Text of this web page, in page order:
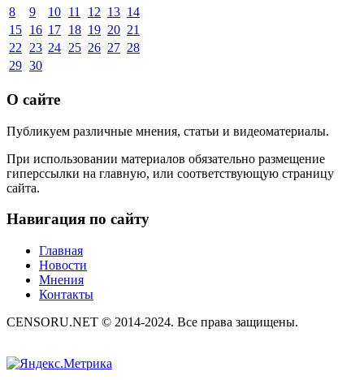
8
9 10 11 12 13 14
15 16 17 18 19 20 21
22
23 24 25 26 27 28
29 30
О сайте
Публикуем различные мнения, статьи и видеоматериалы.
При использовании материалов обязательно размещение
гиперссылки на главную, или соответствующую страницу
сайта.
Навигация по сайту
Главная
Новости
Мнения
Контакты
CENSORU.NET © 2014-2024. Все права защищены.